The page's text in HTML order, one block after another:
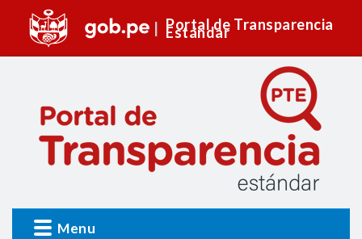
Portal de Transparencia
Estándar
Menu